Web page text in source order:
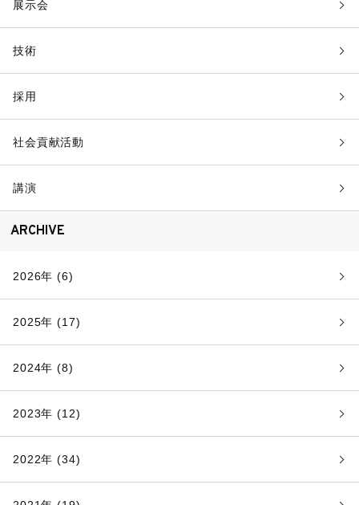
展示会
技術
採用
社会貢献活動
講演
ARCHIVE
2026年 (6)
2025年 (17)
2024年 (8)
2023年 (12)
2022年 (34)